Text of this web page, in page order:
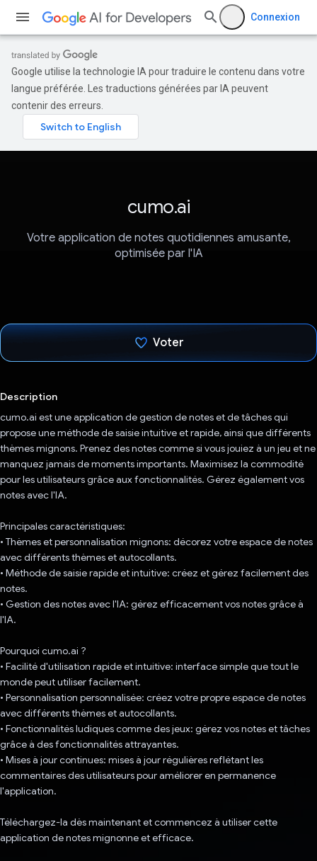
Connexion
Google utilise la technologie IA pour traduire le contenu dans votre
langue préférée. Les traductions générées par IA peuvent
contenir des erreurs.
cumo.ai
Votre application de notes quotidiennes amusante,
optimisée par l'IA
Voter
Description
cumo.ai est une application de gestion de notes et de tâches qui
propose une méthode de saisie intuitive et rapide, ainsi que différents
thèmes mignons. Prenez des notes comme si vous jouiez à un jeu et ne
manquez jamais de moments importants. Maximisez la commodité
pour les utilisateurs grâce aux fonctionnalités. Gérez également vos
notes avec l'IA.
Principales caractéristiques:
• Thèmes et personnalisation mignons: décorez votre espace de notes
avec différents thèmes et autocollants.
• Méthode de saisie rapide et intuitive: créez et gérez facilement des
notes.
• Gestion des notes avec l'IA: gérez efficacement vos notes grâce à
l'IA.
Pourquoi cumo.ai ?
• Facilité d'utilisation rapide et intuitive: interface simple que tout le
monde peut utiliser facilement.
• Personnalisation personnalisée: créez votre propre espace de notes
avec différents thèmes et autocollants.
• Fonctionnalités ludiques comme des jeux: gérez vos notes et tâches
grâce à des fonctionnalités attrayantes.
• Mises à jour continues: mises à jour régulières reflétant les
commentaires des utilisateurs pour améliorer en permanence
l'application.
Téléchargez-la dès maintenant et commencez à utiliser cette
application de notes mignonne et efficace.